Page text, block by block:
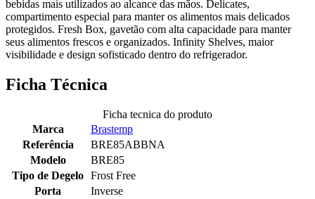
bebidas mais utilizados ao alcance das mãos. Delicates,
compartimento especial para manter os alimentos mais delicados
protegidos. Fresh Box, gavetão com alta capacidade para manter
seus alimentos frescos e organizados. Infinity Shelves, maior
visibilidade e design sofisticado dentro do refrigerador.
Ficha Técnica
Ficha tecnica do produto
Marca
Brastemp
Referência
BRE85ABBNA
Modelo
BRE85
Tipo de Degelo Frost Free
Porta
Inverse